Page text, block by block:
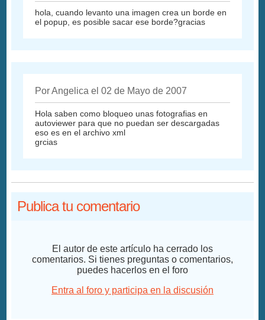
hola, cuando levanto una imagen crea un borde en
el popup, es posible sacar ese borde?gracias
Por Angelica el 02 de Mayo de 2007
Hola saben como bloqueo unas fotografias en
autoviewer para que no puedan ser descargadas
eso es en el archivo xml
grcias
Publica tu comentario
El autor de este artículo ha cerrado los
comentarios. Si tienes preguntas o comentarios,
puedes hacerlos en el foro
Entra al foro y participa en la discusión